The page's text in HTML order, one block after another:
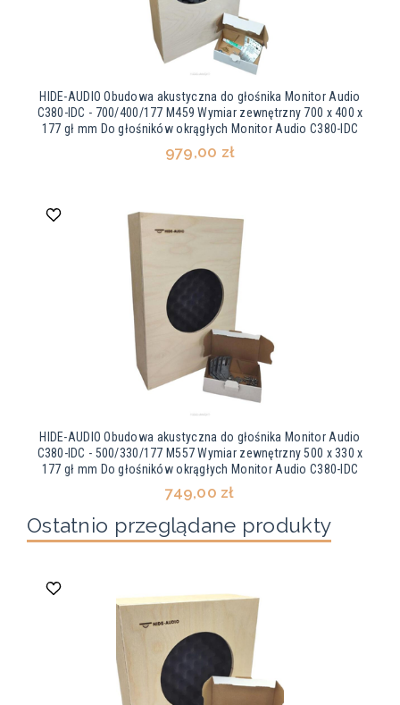
HIDE-AUDIO Obudowa akustyczna do głośnika Monitor Audio
C380-IDC - 700/400/177 M459 Wymiar zewnętrzny 700 x 400 x
177 gł mm Do głośników okrągłych Monitor Audio C380-IDC
979,00 zł
HIDE-AUDIO Obudowa akustyczna do głośnika Monitor Audio
C380-IDC - 500/330/177 M557 Wymiar zewnętrzny 500 x 330 x
177 gł mm Do głośników okrągłych Monitor Audio C380-IDC
749,00 zł
Ostatnio przeglądane produkty